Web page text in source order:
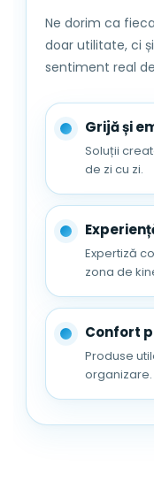
taburetului
cm;
Greutate
Ne dorim ca
doar utilitate, ci
sentiment real
Grijă și
Soluții
de zi cu zi.
Expertiză
zona de
Confort
Produse
organizare.